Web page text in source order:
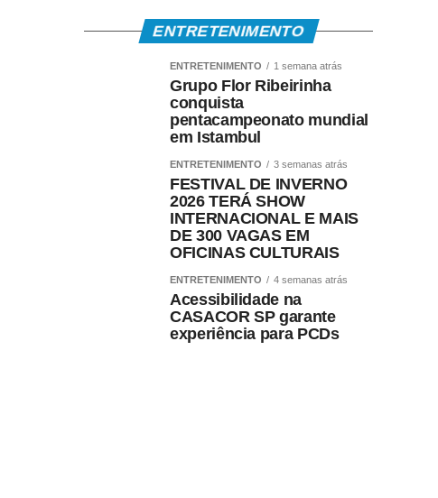
ENTRETENIMENTO
ENTRETENIMENTO 1 semana atrás
Grupo Flor Ribeirinha
conquista
pentacampeonato mundial
em Istambul
ENTRETENIMENTO 3 semanas atrás
FESTIVAL DE INVERNO
2026 TERÁ SHOW
INTERNACIONAL E MAIS
DE 300 VAGAS EM
OFICINAS CULTURAIS
ENTRETENIMENTO 4 semanas atrás
Acessibilidade na
CASACOR SP garante
experiência para PCDs